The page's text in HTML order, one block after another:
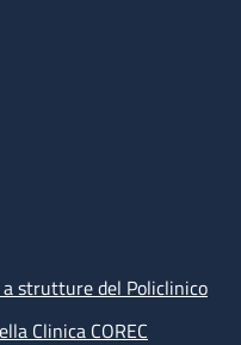
strutture del Policlinico
Clinica COREC